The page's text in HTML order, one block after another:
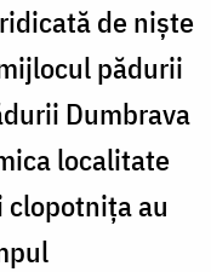
de nişte
pădurii
Dumbrava
localitate
clopotniţa au